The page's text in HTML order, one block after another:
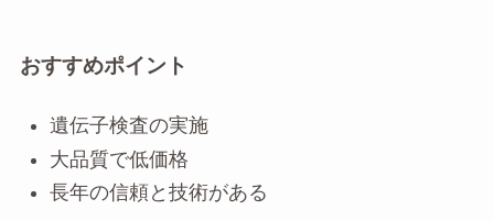
おすすめポイント
遺伝子検査の実施
大品質で低価格
長年の信頼と技術がある